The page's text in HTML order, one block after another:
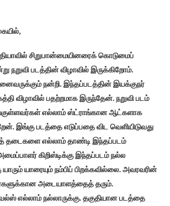
சிறுபான்மையினரைக் கொடுமைப்
நறுவி படத்தின் விழாவில் இருக்கிறோம்.
நன்றி. இந்தப்படத்தின் இயக்குநர்
விழாவில் பதற்றமாக இருந்தேன். நறுவி படம்
எல்லாம் ஸ்ட்ராங்கான ஆட்களாக
இங்கு படத்தை எடுப்பதை விட வெளியிடுவது
தடைகளை எல்லாம் தாண்டி இந்தப்படம்
கிறிஸ்டிக்கு இந்தப்படம் நல்ல
யாரையும் நம்பிப் பிறக்கவில்லை. அவரவரின்
அடையாளத்தைத் தரும்.
எல்லாம் நல்லாருக்கு. தகுதியான படத்தை